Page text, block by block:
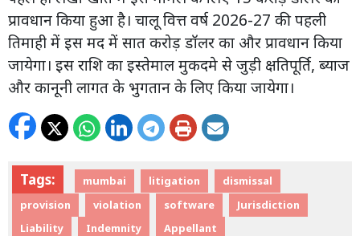
प्रावधान किया हुआ है। चालू वित्त वर्ष 2026-27 की पहली
तिमाही में इस मद में सात करोड़ डॉलर का और प्रावधान किया
जायेगा। इस राशि का इस्तेमाल मुकदमे से जुड़ी क्षतिपूर्ति, ब्याज
और कानूनी लागत के भुगतान के लिए किया जायेगा।
Tags: mumbai litigation
dismissal
provision
violation software
Jurisdiction
Liability
Indemnity Appellant